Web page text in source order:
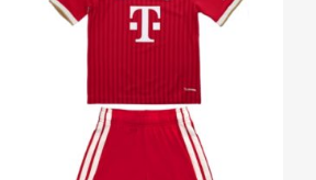
worden
productpagina